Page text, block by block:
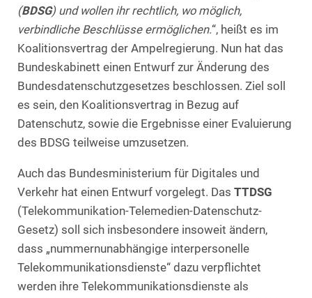
(BDSG) und wollen ihr rechtlich, wo möglich,
verbindliche Beschlüsse ermöglichen.“, heißt es im
Koalitionsvertrag der Ampelregierung. Nun hat das
Bundeskabinett einen Entwurf zur Änderung des
Bundesdatenschutzgesetzes beschlossen. Ziel soll
es sein, den Koalitionsvertrag in Bezug auf
Datenschutz, sowie die Ergebnisse einer Evaluierung
des BDSG teilweise umzusetzen.
Auch das Bundesministerium für Digitales und
Verkehr hat einen Entwurf vorgelegt. Das TTDSG
(Telekommunikation-Telemedien-Datenschutz-
Gesetz) soll sich insbesondere insoweit ändern,
dass „nummernunabhängige interpersonelle
Telekommunikationsdienste“ dazu verpflichtet
werden ihre Telekommunikationsdienste als